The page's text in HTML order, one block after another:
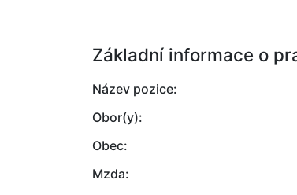
Základní informace o
Název pozice:
Obor(y):
Obec:
Mzda: